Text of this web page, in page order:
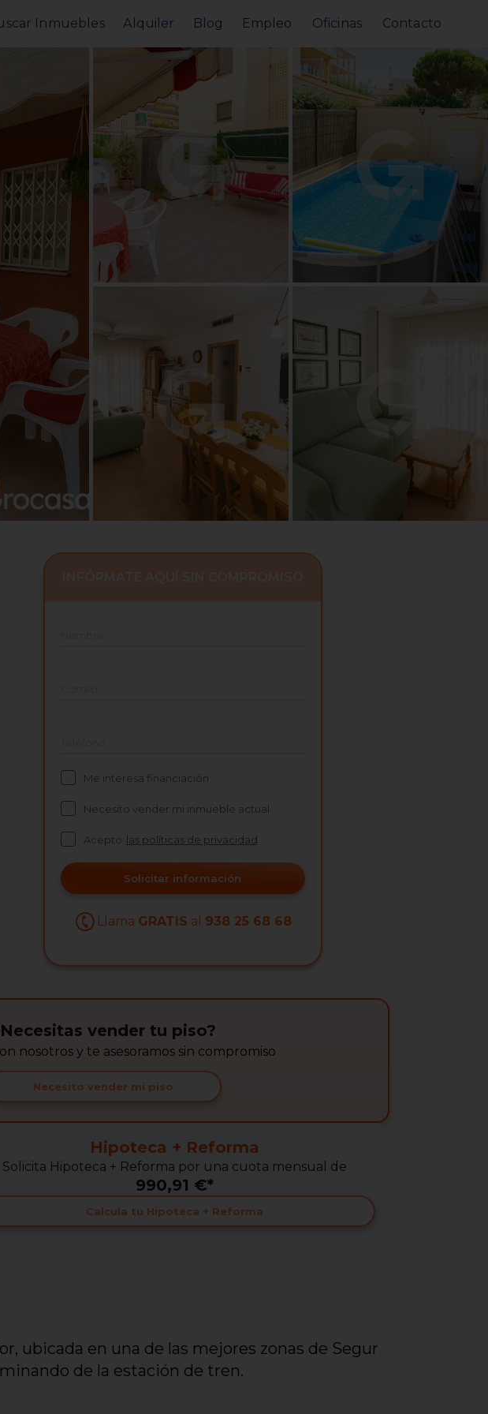
Inmuebles
Alquilar Piso
MarketPlace
Alquiler
Alquilar tu piso
Busco alquilar
Blog Empleo Oficinas Contacto
Me interesa financiación
Necesito vender mi inmueble actual
Acepto las políticas de privacidad
Solicitar información
Llama GRATIS al 938 25 68 68
vender tu piso?
nosotros y te asesoramos sin compromiso
Necesito vender mi piso
Hipoteca + Reforma
Solicita Hipoteca + Reforma por una cuota mensual de
990,91 €*
Calcula tu Hipoteca + Reforma
ubicada en una de las mejores zonas de Segur
de la estación de tren.